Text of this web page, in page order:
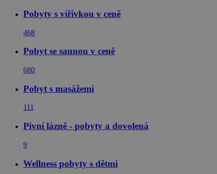
Pobyty s vířivkou v ceně
468
Pobyt se saunou v ceně
680
Pobyt s masážemi
111
Pivní lázně - pobyty a dovolená
9
Wellness pobyty s dětmi